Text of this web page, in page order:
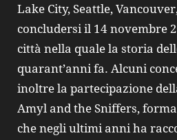
Lake City, Seattle,
concludersi il 14 novembre
città nella quale la storia
quarant’anni fa. Alcuni
inoltre la partecipazione
Amyl and the Sniffers,
che negli ultimi anni ha